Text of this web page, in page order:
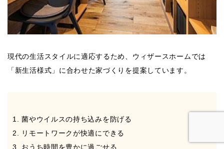
現代の生活スタイルに適応するため、ウィザースホームでは
「新生活様式」に合わせた家づくりを提案しています。
菌やウイルスの持ち込みを防げる
リモートワークが快適にできる
おうち時間を豊かに過ごせる